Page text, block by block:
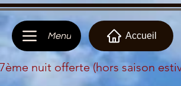
Accueil
Menu
nuit offerte (hors saison